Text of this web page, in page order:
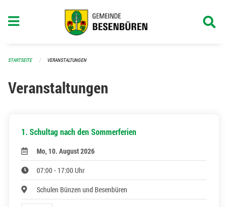
STARTSEITE VERANSTALTUNGEN
Veranstaltungen
1. Schultag nach den Sommerferien
Mo, 10. August 2026
07:00 - 17:00 Uhr
Schulen Bünzen und Besenbüren